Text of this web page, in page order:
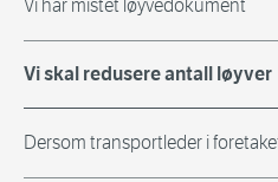
Vi har mistet løyvedokument
Vi skal redusere antall løyver
Dersom transportleder i